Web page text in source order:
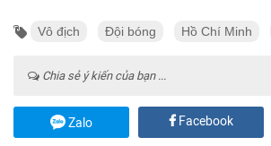
Vô địch Đội bóng Hồ Chí Minh
Chia sẻ ý kiến của bạn ...
Zalo Facebook